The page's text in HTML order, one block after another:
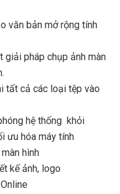
văn bản mở rộng tính
pháp chụp ảnh màn
tất cả các loại tệp vào
hệ thống khỏi
ưu hóa máy tính
hình
kế ảnh, logo